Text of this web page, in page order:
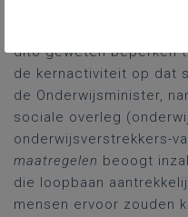
dito geweten beperken
de kernactiviteit op dat
de Onderwijsminister,
sociale overleg
onderwijsverstrekkers-
maatregelen beoogt
die loopbaan
mensen ervoor zouden